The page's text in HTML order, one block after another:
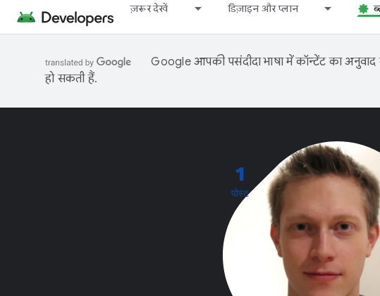
ज़रूर देखें डिज़ाइन और प्लान
Google आपकी पसंदीदा भाषा में कॉन्टेंट का
हो सकती हैं.
1
पोस्ट